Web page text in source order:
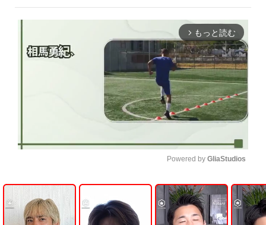
arrow_forward_ios もっと読む
U
n
m
u
Powered by GliaStudios